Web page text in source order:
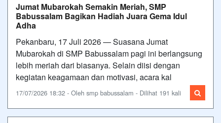
Jumat Mubarokah Semakin Meriah, SMP
Babussalam Bagikan Hadiah Juara Gema Idul
Adha
Pekanbaru, 17 Juli 2026 — Suasana Jumat
Mubarokah di SMP Babussalam pagi ini berlangsung
lebih meriah dari biasanya. Selain diisi dengan
kegiatan keagamaan dan motivasi, acara kal
17/07/2026 18:32 - Oleh smp babussalam - Dilihat 191 kali